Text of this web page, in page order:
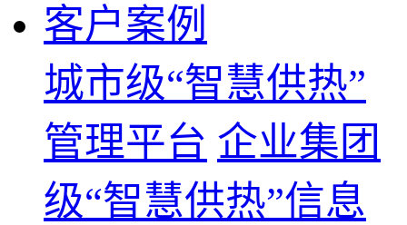
客户案例
城市级“智慧供热”
管理平台 企业集团
级“智慧供热”信息